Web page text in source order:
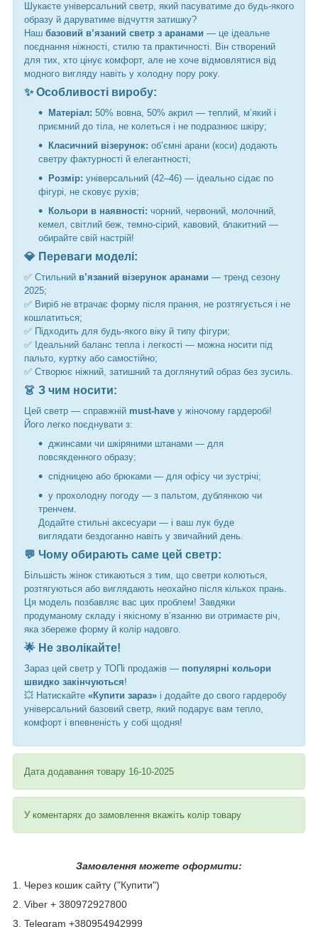
Шукаєте універсальний светр, який пасуватиме до будь-якого
образу й даруватиме відчуття затишку?
Наш базовий в’язаний светр з аранами — це ідеальне
поєднання ніжності, стилю та практичності. Він створений
для тих, хто цінує комфорт, але не хоче відмовлятися від
модного вигляду навіть у холодну пору року.
✨ Особливості виробу:
Матеріал: 50% вовна, 50% акрил — теплий, м’який і
приємний до тіла, не колеться і не подразнює шкіру;
Класичний візерунок: об’ємні арани (коси) додають
светру фактурності й елегантності;
Розмір: універсальний (42–46) — ідеально сідає по
фігурі, не сковує рухів;
Кольори в наявності: чорний, червоний, молочний,
кемел, світлий беж, темно-сірий, кавовий, блакитний —
обирайте свій настрій!
💎 Переваги моделі:
✅ Стильний в’язаний візерунок аранами — тренд сезону
2025;
✅ Виріб не втрачає форму після прання, не розтягується і не
кошлатиться;
✅ Підходить для будь-якого віку й типу фігури;
✅ Ідеальний баланс тепла і легкості — можна носити під
пальто, куртку або самостійно;
✅ Створює ніжний, затишний та доглянутий образ без зусиль.
👗 З чим носити:
Цей светр — справжній must-have у жіночому гардеробі!
Його легко поєднувати з:
джинсами чи шкіряними штанами — для
повсякденного образу;
спідницею або брюками — для офісу чи зустрічі;
у прохолодну погоду — з пальтом, дублянкою чи
тренчем.
Додайте стильні аксесуари — і ваш лук буде
виглядати бездоганно навіть у звичайний день.
💬 Чому обирають саме цей светр:
Більшість жінок стикаються з тим, що светри колються,
розтягуються або виглядають неохайно після кількох прань.
Ця модель позбавляє вас цих проблем! Завдяки
продуманому складу і якісному в’язанню ви отримаєте річ,
яка збереже форму й колір надовго.
🌟 Не зволікайте!
Зараз цей светр у ТОПі продажів — популярні кольори
швидко закінчуються!
💥 Натискайте «Купити зараз» і додайте до свого гардеробу
універсальний базовий светр, який подарує вам тепло,
комфорт і впевненість у собі щодня!
Дата додавання товару 16-10-2025
У коментарях до замовлення вкажіть колір товару
Замовлення можете оформити:
1. Через кошик сайту ("Купити")
2. Viber + 380972927800
3. Telegram +380954942999